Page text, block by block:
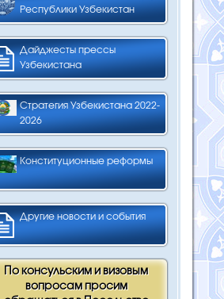
Республики Узбекистан
Дайджесты прессы
Узбекистана
Стратегия Узбекистана 2022-
2026
Конституционные реформы
Другие новости и события
По консульским и визовым
вопросам просим